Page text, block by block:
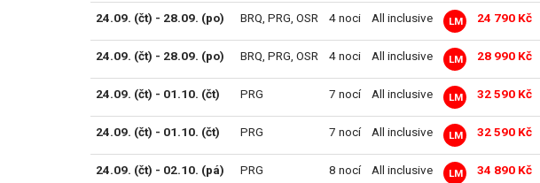
24.09. (čt) - 28.09. (po) BRQ, PRG, OSR 4 noci All inclusive LM 24 790 Kč
24.09. (čt) - 28.09. (po) BRQ, PRG, OSR 4 noci All inclusive LM 28 990 Kč
24.09. (čt) - 01.10. (čt) PRG 7 nocí All inclusive LM 32 590 Kč
24.09. (čt) - 01.10. (čt) PRG 7 nocí All inclusive LM 32 590 Kč
24.09. (čt) - 02.10. (pá) PRG 8 nocí All inclusive LM 34 890 Kč